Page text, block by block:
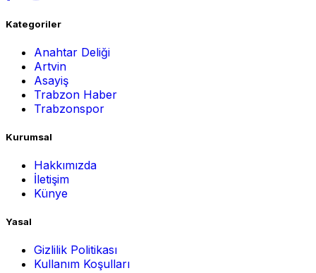
Kategoriler
Anahtar Deliği
Artvin
Asayiş
Trabzon Haber
Trabzonspor
Kurumsal
Hakkımızda
İletişim
Künye
Yasal
Gizlilik Politikası
Kullanım Koşulları